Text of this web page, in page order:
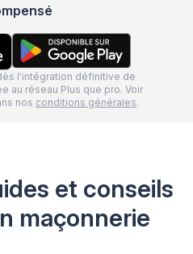
l'intégration définitive de
au réseau Plus que pro. Voir
nos conditions générales.
et conseils
maçonnerie